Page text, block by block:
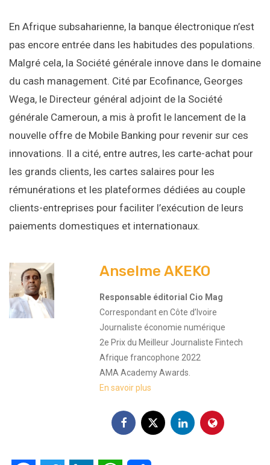
En Afrique subsaharienne, la banque électronique n’est
pas encore entrée dans les habitudes des populations.
Malgré cela, la Société générale innove dans le domaine
du cash management. Cité par Ecofinance, Georges
Wega, le Directeur général adjoint de la Société
générale Cameroun, a mis à profit le lancement de la
nouvelle offre de Mobile Banking pour revenir sur ces
innovations. Il a cité, entre autres, les carte-achat pour
les grands clients, les cartes salaires pour les
rémunérations et les plateformes dédiées au couple
clients-entreprises pour faciliter l’exécution de leurs
paiements domestiques et internationaux.
Anselme AKEKO
Responsable éditorial Cio Mag
Correspondant en Côte d’Ivoire
Journaliste économie numérique
2e Prix du Meilleur Journaliste Fintech
Afrique francophone 2022
AMA Academy Awards.
En savoir plus